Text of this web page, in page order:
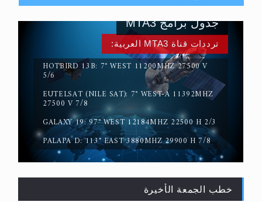
حقيقة المسيح الدجال
ترددات قناة MTA3 العربية:
HOTBIRD 13B: 7° WEST 11200MHZ 27500 V
5/6
EUTELSAT (NILE SAT): 7° WEST-A 11392MHZ
27500 V 7/8
GALAXY 19: 97° WEST 12184MHZ 22500 H 2/3
PALAPA D: 113° EAST 3880MHZ 29900 H 7/8
جدول برامج MTA3
خطب الجمعة الأخيرة